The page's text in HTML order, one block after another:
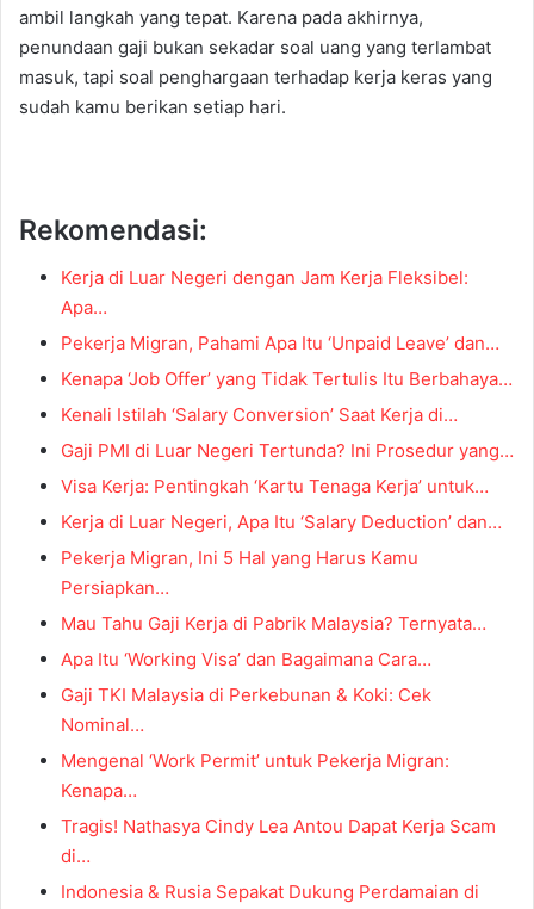
ambil langkah yang tepat. Karena pada akhirnya,
penundaan gaji bukan sekadar soal uang yang terlambat
masuk, tapi soal penghargaan terhadap kerja keras yang
sudah kamu berikan setiap hari.
Rekomendasi:
Kerja di Luar Negeri dengan Jam Kerja Fleksibel:
Apa…
Pekerja Migran, Pahami Apa Itu ‘Unpaid Leave’ dan…
Kenapa ‘Job Offer’ yang Tidak Tertulis Itu Berbahaya…
Kenali Istilah ‘Salary Conversion’ Saat Kerja di…
Gaji PMI di Luar Negeri Tertunda? Ini Prosedur yang…
Visa Kerja: Pentingkah ‘Kartu Tenaga Kerja’ untuk…
Kerja di Luar Negeri, Apa Itu ‘Salary Deduction’ dan…
Pekerja Migran, Ini 5 Hal yang Harus Kamu
Persiapkan…
Mau Tahu Gaji Kerja di Pabrik Malaysia? Ternyata…
Apa Itu ‘Working Visa’ dan Bagaimana Cara…
Gaji TKI Malaysia di Perkebunan & Koki: Cek
Nominal…
Mengenal ‘Work Permit’ untuk Pekerja Migran:
Kenapa…
Tragis! Nathasya Cindy Lea Antou Dapat Kerja Scam
di…
Indonesia & Rusia Sepakat Dukung Perdamaian di